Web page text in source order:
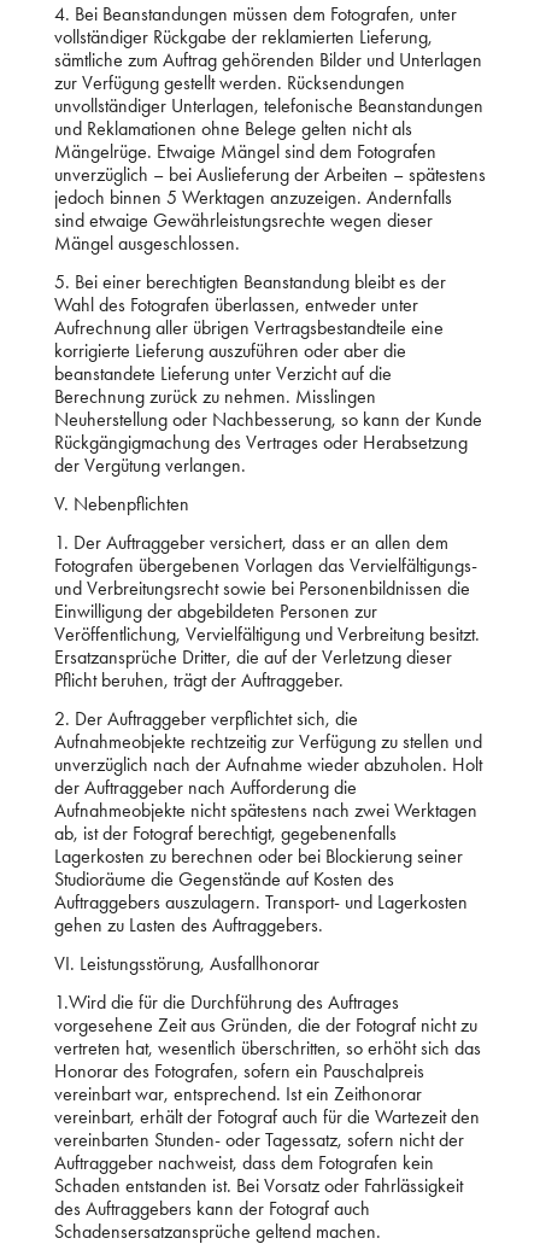
4. Bei Beanstandungen müssen dem Fotografen, unter
vollständiger Rückgabe der reklamierten Lieferung,
sämtliche zum Auftrag gehörenden Bilder und Unterlagen
zur Verfügung gestellt werden. Rücksendungen
unvollständiger Unterlagen, telefonische Beanstandungen
und Reklamationen ohne Belege gelten nicht als
Mängelrüge. Etwaige Mängel sind dem Fotografen
unverzüglich – bei Auslieferung der Arbeiten – spätestens
jedoch binnen 5 Werktagen anzuzeigen. Andernfalls
sind etwaige Gewährleistungsrechte wegen dieser
Mängel ausgeschlossen.
5. Bei einer berechtigten Beanstandung bleibt es der
Wahl des Fotografen überlassen, entweder unter
Aufrechnung aller übrigen Vertragsbestandteile eine
korrigierte Lieferung auszuführen oder aber die
beanstandete Lieferung unter Verzicht auf die
Berechnung zurück zu nehmen. Misslingen
Neuherstellung oder Nachbesserung, so kann der Kunde
Rückgängigmachung des Vertrages oder Herabsetzung
der Vergütung verlangen.
V. Nebenpflichten
1. Der Auftraggeber versichert, dass er an allen dem
Fotografen übergebenen Vorlagen das Vervielfältigungs-
und Verbreitungsrecht sowie bei Personenbildnissen die
Einwilligung der abgebildeten Personen zur
Veröffentlichung, Vervielfältigung und Verbreitung besitzt.
Ersatzansprüche Dritter, die auf der Verletzung dieser
Pflicht beruhen, trägt der Auftraggeber.
2. Der Auftraggeber verpflichtet sich, die
Aufnahmeobjekte rechtzeitig zur Verfügung zu stellen und
unverzüglich nach der Aufnahme wieder abzuholen. Holt
der Auftraggeber nach Aufforderung die
Aufnahmeobjekte nicht spätestens nach zwei Werktagen
ab, ist der Fotograf berechtigt, gegebenenfalls
Lagerkosten zu berechnen oder bei Blockierung seiner
Studioräume die Gegenstände auf Kosten des
Auftraggebers auszulagern. Transport- und Lagerkosten
gehen zu Lasten des Auftraggebers.
VI. Leistungsstörung, Ausfallhonorar
1.Wird die für die Durchführung des Auftrages
vorgesehene Zeit aus Gründen, die der Fotograf nicht zu
vertreten hat, wesentlich überschritten, so erhöht sich das
Honorar des Fotografen, sofern ein Pauschalpreis
vereinbart war, entsprechend. Ist ein Zeithonorar
vereinbart, erhält der Fotograf auch für die Wartezeit den
vereinbarten Stunden- oder Tagessatz, sofern nicht der
Auftraggeber nachweist, dass dem Fotografen kein
Schaden entstanden ist. Bei Vorsatz oder Fahrlässigkeit
des Auftraggebers kann der Fotograf auch
Schadensersatzansprüche geltend machen.